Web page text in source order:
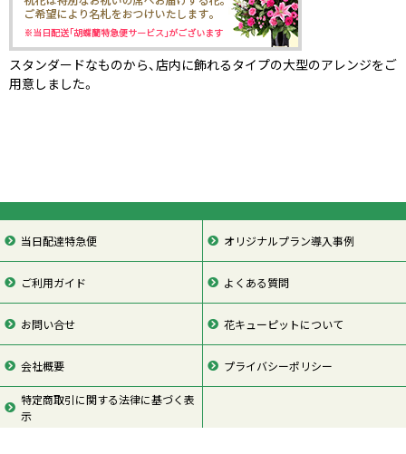
スタンダードなものから、店内に飾れるタイプの大型のアレンジをご
用意しました。
当日配達特急便 オリジナルプラン導入事例
ご利用ガイド よくある質問
お問い合せ 花キューピットについて
会社概要 プライバシーポリシー
特定商取引に関する法律に基づく表
示